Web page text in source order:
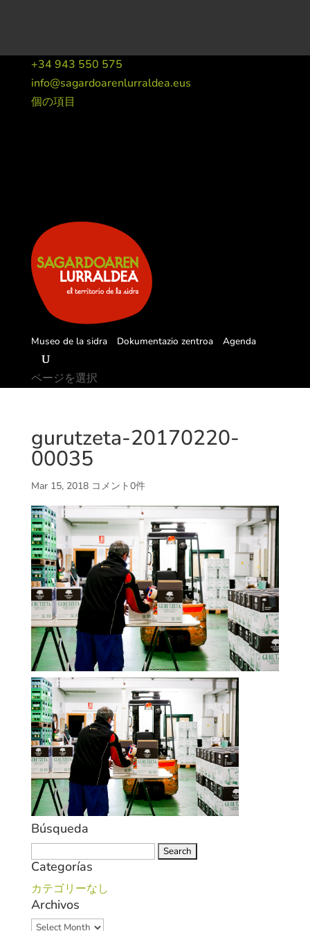
+34 943 550 575
info@sagardoarenlurraldea.eus
個の項目
Museo de la sidra Dokumentazio zentroa Agenda
ページを選択
gurutzeta-20170220-
00035
Mar 15, 2018 コメント0件
Búsqueda
for:
Categorías
カテゴリーなし
Archivos
Archivos